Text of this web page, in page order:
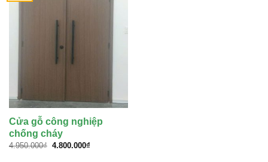
Cửa gỗ công nghiệp
chống cháy
4.950.000₫ Giá
4.800.000₫Giá